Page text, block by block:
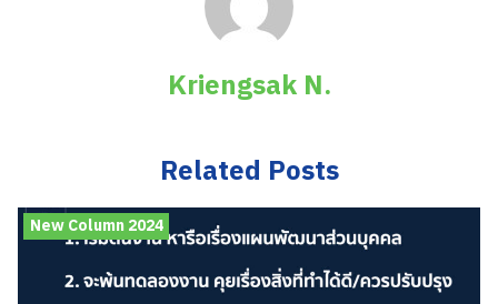
Kriengsak N.
Related Posts
New Column 2024